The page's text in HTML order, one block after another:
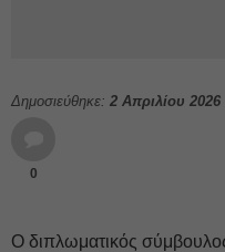
Δημοσιεύθηκε: 2 Απριλίου 2026
0
Ο διπλωματικός